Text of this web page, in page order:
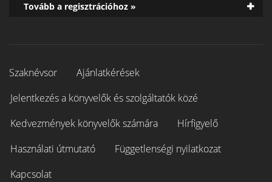
Tovább a regisztrációhoz »
Szaknévsor
Ajánlatkérések
Jelentkezés a könyvelők és szolgáltatók közé
Kedvezmények könyvelők számára
Hírfigyelő
Használati útmutató
Függetlenségi nyilatkozat
Kapcsolat